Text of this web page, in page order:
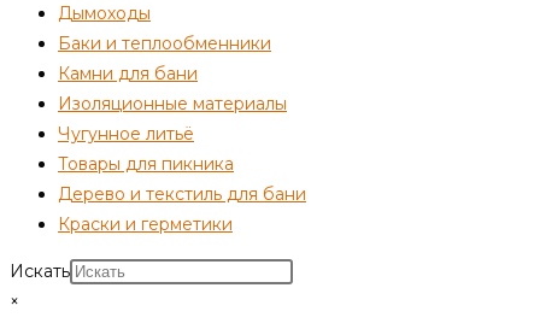
Дымоходы
Баки и теплообменники
Камни для бани
Изоляционные материалы
Чугунное литьё
Товары для пикника
Дерево и текстиль для бани
Краски и герметики
Искать
×